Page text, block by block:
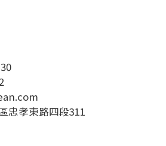
忠孝東路四段311